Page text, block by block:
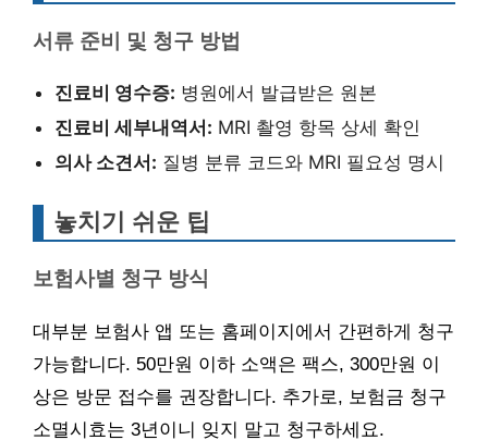
서류 준비 및 청구 방법
진료비 영수증: 병원에서 발급받은 원본
진료비 세부내역서: MRI 촬영 항목 상세 확인
의사 소견서: 질병 분류 코드와 MRI 필요성 명시
놓치기 쉬운 팁
보험사별 청구 방식
대부분 보험사 앱 또는 홈페이지에서 간편하게 청구
가능합니다. 50만원 이하 소액은 팩스, 300만원 이
상은 방문 접수를 권장합니다. 추가로, 보험금 청구
소멸시효는 3년이니 잊지 말고 청구하세요.